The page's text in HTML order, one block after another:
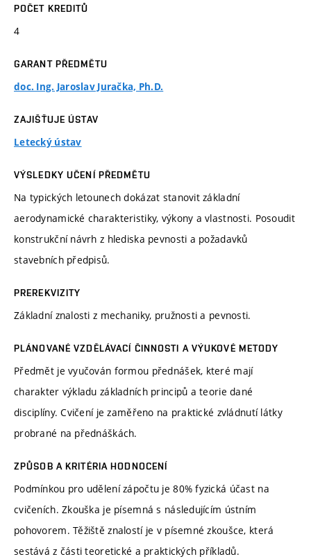
POČET KREDITŮ
4
GARANT PŘEDMĚTU
doc. Ing. Jaroslav Juračka, Ph.D.
ZAJIŠŤUJE ÚSTAV
Letecký ústav
VÝSLEDKY UČENÍ PŘEDMĚTU
Na typických letounech dokázat stanovit základní
aerodynamické charakteristiky, výkony a vlastnosti. Posoudit
konstrukční návrh z hlediska pevnosti a požadavků
stavebních předpisů.
PREREKVIZITY
Základní znalosti z mechaniky, pružnosti a pevnosti.
PLÁNOVANÉ VZDĚLÁVACÍ ČINNOSTI A VÝUKOVÉ METODY
Předmět je vyučován formou přednášek, které mají
charakter výkladu základních principů a teorie dané
disciplíny. Cvičení je zaměřeno na praktické zvládnutí látky
probrané na přednáškách.
ZPŮSOB A KRITÉRIA HODNOCENÍ
Podmínkou pro udělení zápočtu je 80% fyzická účast na
cvičeních. Zkouška je písemná s následujícím ústním
pohovorem. Těžiště znalostí je v písemné zkoušce, která
sestává z části teoretické a praktických příkladů.